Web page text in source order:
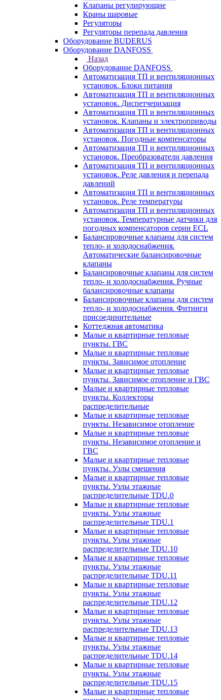
Клапаны регулирующие
Краны шаровые
Регуляторы
Регуляторы перепада давления
Оборудование BUDERUS
Оборудование DANFOSS
Назад
Оборудование DANFOSS
Автоматизация ТП и вентиляционных
установок. Блоки питания
Автоматизация ТП и вентиляционных
установок. Диспетчеризация
Автоматизация ТП и вентиляционных
установок. Клапаны и электроприводы
Автоматизация ТП и вентиляционных
установок. Погодные компенсаторы
Автоматизация ТП и вентиляционных
установок. Преобразователи давления
Автоматизация ТП и вентиляционных
установок. Реле давления и перепада
давлений
Автоматизация ТП и вентиляционных
установок. Реле температуры
Автоматизация ТП и вентиляционных
установок. Температурные датчики для
погодных компенсаторов серии ECL
Балансировочные клапаны для систем
тепло- и холодоснабжения.
Автоматические балансировочные
клапаны
Балансировочные клапаны для систем
тепло- и холодоснабжения. Ручные
балансировочные клапаны
Балансировочные клапаны для систем
тепло- и холодоснабжения. Фитинги
присоединительные
Коттеджная автоматика
Малые и квартирные тепловые
пункты. ГВС
Малые и квартирные тепловые
пункты. Зависимое отопление
Малые и квартирные тепловые
пункты. Зависимое отопление и ГВС
Малые и квартирные тепловые
пункты. Коллекторы
распределительные
Малые и квартирные тепловые
пункты. Независимое отопление
Малые и квартирные тепловые
пункты. Независимое отопление и
ГВС
Малые и квартирные тепловые
пункты. Узлы смешения
Малые и квартирные тепловые
пункты. Узлы этажные
распределительные TDU.0
Малые и квартирные тепловые
пункты. Узлы этажные
распределительные TDU.1
Малые и квартирные тепловые
пункты. Узлы этажные
распределительные TDU.10
Малые и квартирные тепловые
пункты. Узлы этажные
распределительные TDU.11
Малые и квартирные тепловые
пункты. Узлы этажные
распределительные TDU.12
Малые и квартирные тепловые
пункты. Узлы этажные
распределительные TDU.13
Малые и квартирные тепловые
пункты. Узлы этажные
распределительные TDU.14
Малые и квартирные тепловые
пункты. Узлы этажные
распределительные TDU.15
Малые и квартирные тепловые